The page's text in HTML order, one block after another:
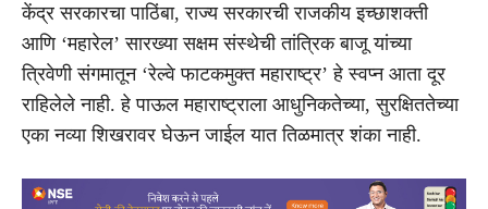
केंद्र सरकारचा पाठिंबा, राज्य सरकारची राजकीय इच्छाशक्ती
आणि ‘महारेल’ सारख्या सक्षम संस्थेची तांत्रिक बाजू यांच्या
त्रिवेणी संगमातून ‘रेल्वे फाटकमुक्त महाराष्ट्र’ हे स्वप्न आता दूर
राहिलेले नाही. हे पाऊल महाराष्ट्राला आधुनिकतेच्या, सुरक्षिततेच्या
एका नव्या शिखरावर घेऊन जाईल यात तिळमात्र शंका नाही.